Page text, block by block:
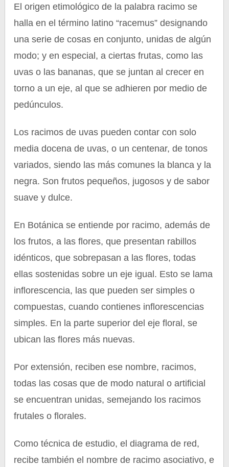
El origen etimológico de la palabra racimo se
halla en el término latino “racemus” designando
una serie de cosas en conjunto, unidas de algún
modo; y en especial, a ciertas frutas, como las
uvas o las bananas, que se juntan al crecer en
torno a un eje, al que se adhieren por medio de
pedúnculos.
Los racimos de uvas pueden contar con solo
media docena de uvas, o un centenar, de tonos
variados, siendo las más comunes la blanca y la
negra. Son frutos pequeños, jugosos y de sabor
suave y dulce.
En Botánica se entiende por racimo, además de
los frutos, a las flores, que presentan rabillos
idénticos, que sobrepasan a las flores, todas
ellas sostenidas sobre un eje igual. Esto se lama
inflorescencia, las que pueden ser simples o
compuestas, cuando contienes inflorescencias
simples. En la parte superior del eje floral, se
ubican las flores más nuevas.
Por extensión, reciben ese nombre, racimos,
todas las cosas que de modo natural o artificial
se encuentran unidas, semejando los racimos
frutales o florales.
Como técnica de estudio, el diagrama de red,
recibe también el nombre de racimo asociativo, e